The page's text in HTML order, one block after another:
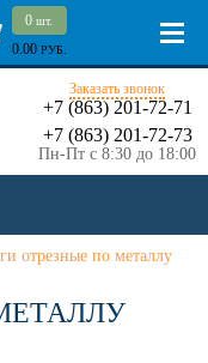
0 шт.
0.00 РУБ.
Заказать звонок
+7 (863) 201-72-71
+7 (863) 201-72-73
Пн-Пт с 8:30 до 18:00
отрезные по металлу